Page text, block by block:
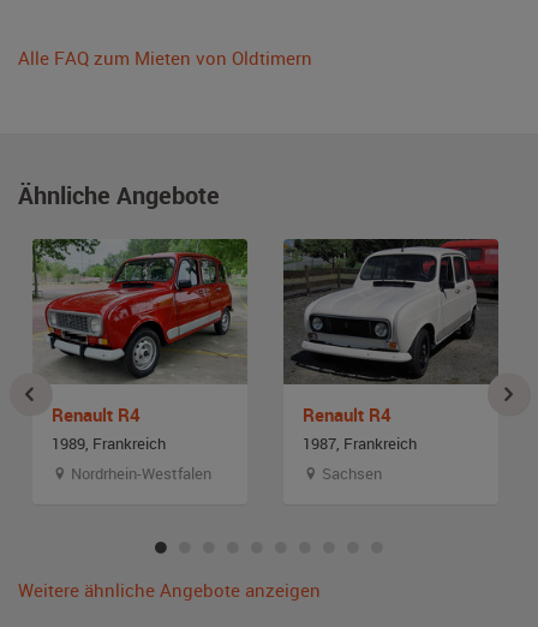
Alle FAQ zum Mieten von Oldtimern
Ähnliche Angebote
Renault R4
1989, Frankreich
Nordrhein-Westfalen
Renault R4
1987, Frankreich
Sachsen
Weitere ähnliche Angebote anzeigen